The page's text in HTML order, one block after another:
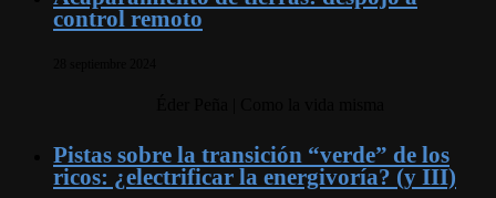
control remoto
Pistas sobre la transición “verde” de los
ricos: ¿electrificar la energivoría? (y III)